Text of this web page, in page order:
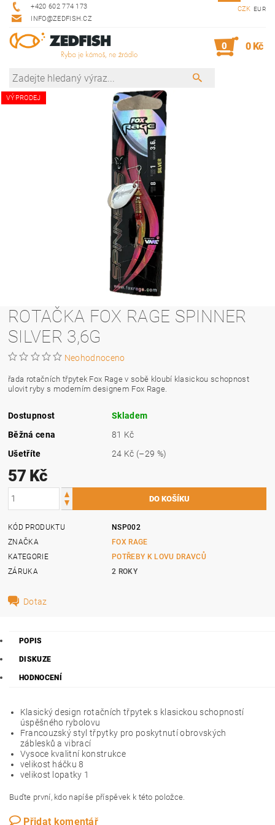
+420 602 774 173
INFO@ZEDFISH.CZ
CZK EUR
0 0 Kč
VÝPRODEJ
ROTAČKA FOX RAGE SPINNER
SILVER 3,6G
Neohodnoceno
řada rotačních třpytek Fox Rage v sobě kloubí klasickou schopnost
ulovit ryby s moderním designem Fox Rage.
Dostupnost
Skladem
Běžná cena
81 Kč
Ušetříte
24 Kč (–29 %)
57 Kč
KÓD PRODUKTU
NSP002
ZNAČKA
FOX RAGE
KATEGORIE
POTŘEBY K LOVU DRAVCŮ
ZÁRUKA
2 ROKY
Dotaz
POPIS
DISKUZE
HODNOCENÍ
Klasický design rotačních třpytek s klasickou schopností
úspěšného rybolovu
Francouzský styl třpytky pro poskytnutí obrovských
záblesků a vibrací
Vysoce kvalitní konstrukce
velikost háčku 8
velikost lopatky 1
Buďte první, kdo napíše příspěvek k této položce.
Přidat komentář